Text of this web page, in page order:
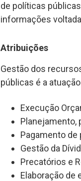
de políticas
informações
Atribuições
Gestão dos
públicas é a
Execução
Planejamento,
Pagamento de
Gestão da
Precatórios e
Elaboração de